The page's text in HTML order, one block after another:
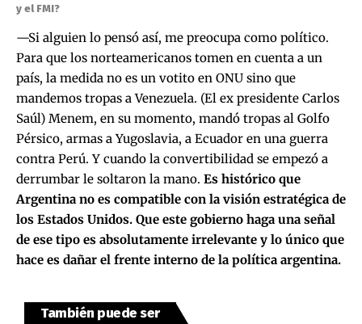
y el FMI?
—Si alguien lo pensó así, me preocupa como político.
Para que los norteamericanos tomen en cuenta a un
país, la medida no es un votito en ONU sino que
mandemos tropas a Venezuela. (El ex presidente Carlos
Saúl) Menem, en su momento, mandó tropas al Golfo
Pérsico, armas a Yugoslavia, a Ecuador en una guerra
contra Perú. Y cuando la convertibilidad se empezó a
derrumbar le soltaron la mano. Es histórico que
Argentina no es compatible con la visión estratégica de
los Estados Unidos. Que este gobierno haga una señal
de ese tipo es absolutamente irrelevante y lo único que
hace es dañar el frente interno de la política argentina.
También puede ser